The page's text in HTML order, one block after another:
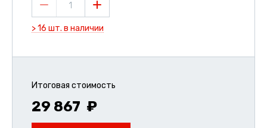
1
> 16 шт. в наличии
Итоговая стоимость
29 867